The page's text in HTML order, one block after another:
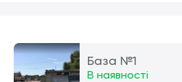
База №1
В наявності